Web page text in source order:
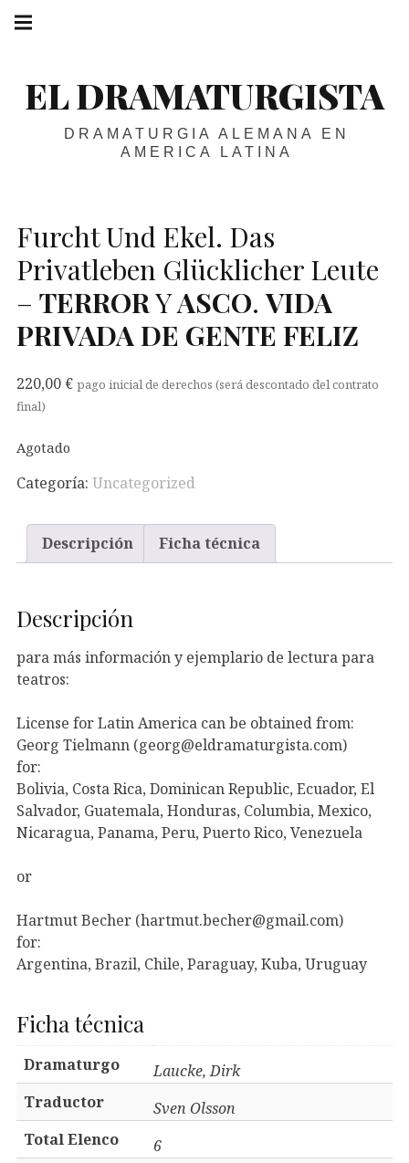
Skip
EL DRAMATURGISTA
DRAMATURGIA ALEMANA EN
AMERICA LATINA
navigation
Furcht Und Ekel. Das
Privatleben Glücklicher Leute
– TERRORYASCO.VIDA
PRIVADA DE GENTE FELIZ
220,00 € pago inicial de derechos (será descontado del contrato
final)
Agotado
Categoría: Uncategorized
Descripción Ficha técnica
Descripción
para más información y ejemplario de lectura para
teatros:
License for Latin America can be obtained from:
Georg Tielmann (georg@eldramaturgista.com)
for:
Bolivia, Costa Rica, Dominican Republic, Ecuador, El
Salvador, Guatemala, Honduras, Columbia, Mexico,
Nicaragua, Panama, Peru, Puerto Rico, Venezuela
or
Hartmut Becher (hartmut.becher@gmail.com)
for:
Argentina, Brazil, Chile, Paraguay, Kuba, Uruguay
Ficha técnica
Dramaturgo
Laucke, Dirk
Traductor
Sven Olsson
Total Elenco
6